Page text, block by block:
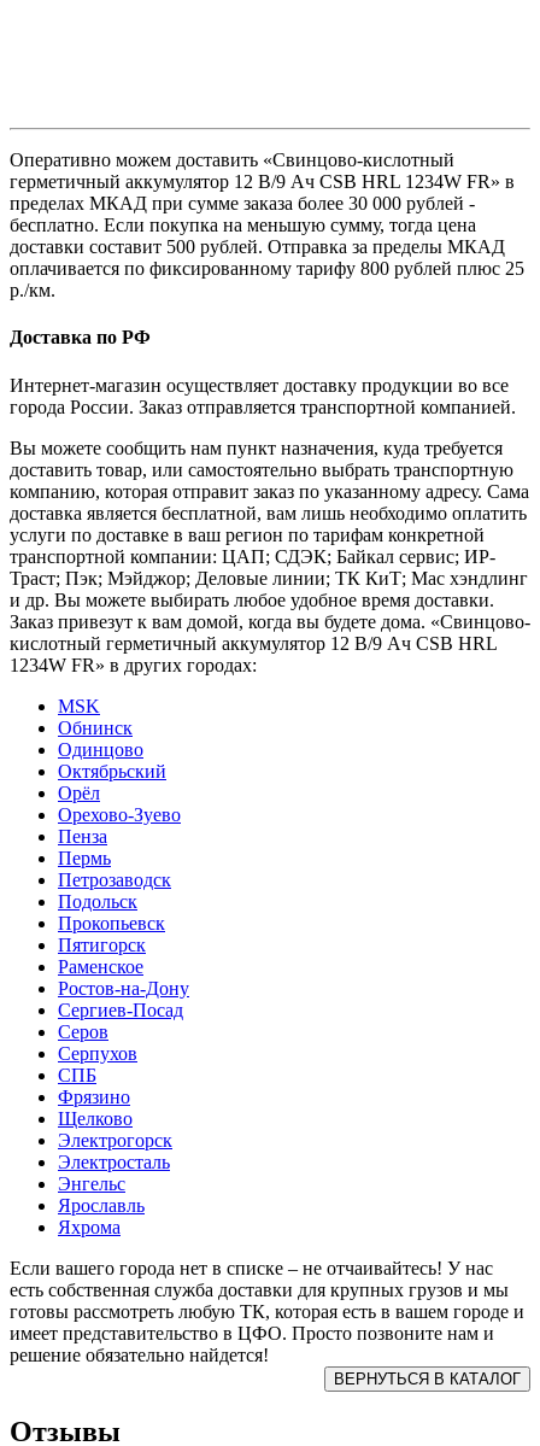
Оперативно можем доставить «Свинцово-кислотный
герметичный аккумулятор 12 В/9 Ач CSB HRL 1234W FR» в
пределах МКАД при сумме заказа более 30 000 рублей -
бесплатно. Если покупка на меньшую сумму, тогда цена
доставки составит 500 рублей. Отправка за пределы МКАД
оплачивается по фиксированному тарифу 800 рублей плюс 25
р./км.
Доставка по РФ
Интернет-магазин осуществляет доставку продукции во все
города России. Заказ отправляется транспортной компанией.
Вы можете сообщить нам пункт назначения, куда требуется
доставить товар, или самостоятельно выбрать транспортную
компанию, которая отправит заказ по указанному адресу. Сама
доставка является бесплатной, вам лишь необходимо оплатить
услуги по доставке в ваш регион по тарифам конкретной
транспортной компании: ЦАП; СДЭК; Байкал сервис; ИР-
Траст; Пэк; Мэйджор; Деловые линии; ТК КиТ; Мас хэндлинг
и др. Вы можете выбирать любое удобное время доставки.
Заказ привезут к вам домой, когда вы будете дома. «Свинцово-
кислотный герметичный аккумулятор 12 В/9 Ач CSB HRL
1234W FR» в других городах:
MSK
Обнинск
Одинцово
Октябрьский
Орёл
Орехово-Зуево
Пенза
Пермь
Петрозаводск
Подольск
Прокопьевск
Пятигорск
Раменское
Ростов-на-Дону
Сергиев-Посад
Серов
Серпухов
СПБ
Фрязино
Щелково
Электрогорск
Электросталь
Энгельс
Ярославль
Яхрома
Если вашего города нет в списке – не отчаивайтесь! У нас
есть собственная служба доставки для крупных грузов и мы
готовы рассмотреть любую ТК, которая есть в вашем городе и
имеет представительство в ЦФО. Просто позвоните нам и
решение обязательно найдется!
Отзывы